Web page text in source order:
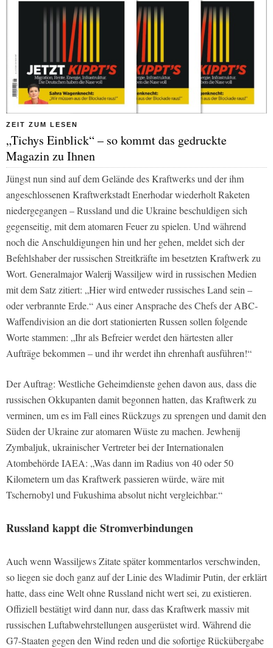
ZEIT ZUM LESEN
„Tichys Einblick“ – so kommt das gedruckte
Magazin zu Ihnen
Jüngst nun sind auf dem Gelände des Kraftwerks und der ihm
angeschlossenen Kraftwerkstadt Enerhodar wiederholt Raketen
niedergegangen – Russland und die Ukraine beschuldigen sich
gegenseitig, mit dem atomaren Feuer zu spielen. Und während
noch die Anschuldigungen hin und her gehen, meldet sich der
Befehlshaber der russischen Streitkräfte im besetzten Kraftwerk zu
Wort. Generalmajor Walerij Wassiljew wird in russischen Medien
mit dem Satz zitiert: „Hier wird entweder russisches Land sein –
oder verbrannte Erde.“ Aus einer Ansprache des Chefs der ABC-
Waffendivision an die dort stationierten Russen sollen folgende
Worte stammen: „Ihr als Befreier werdet den härtesten aller
Aufträge bekommen – und ihr werdet ihn ehrenhaft ausführen!“
Der Auftrag: Westliche Geheimdienste gehen davon aus, dass die
russischen Okkupanten damit begonnen hatten, das Kraftwerk zu
verminen, um es im Fall eines Rückzugs zu sprengen und damit den
Süden der Ukraine zur atomaren Wüste zu machen. Jewhenij
Zymbaljuk, ukrainischer Vertreter bei der Internationalen
Atombehörde IAEA: „Was dann im Radius von 40 oder 50
Kilometern um das Kraftwerk passieren würde, wäre mit
Tschernobyl und Fukushima absolut nicht vergleichbar.“
Russland kappt die Stromverbindungen
Auch wenn Wassiljews Zitate später kommentarlos verschwinden,
so liegen sie doch ganz auf der Linie des Wladimir Putin, der erklärt
hatte, dass eine Welt ohne Russland nicht wert sei, zu existieren.
Offiziell bestätigt wird dann nur, dass das Kraftwerk massiv mit
russischen Luftabwehrstellungen ausgerüstet wird. Während die
G7-Staaten gegen den Wind reden und die sofortige Rückübergabe